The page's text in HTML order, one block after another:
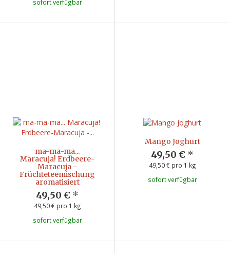
sofort verfügbar
ma-ma-ma...
Maracuja! Erdbeere-
Maracuja -
Früchteteemischung
aromatisiert
49,50 € *
49,50 € pro 1 kg
sofort verfügbar
Mango Joghurt
49,50 € *
49,50 € pro 1 kg
sofort verfügbar